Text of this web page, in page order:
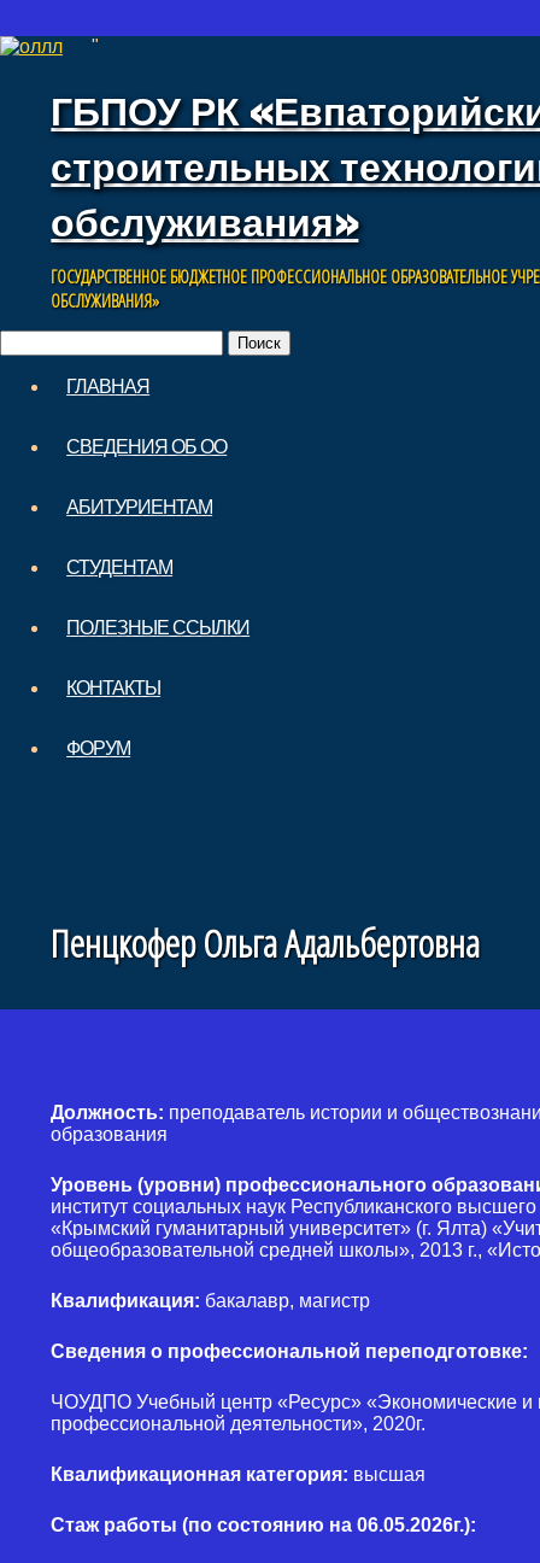
"
ГБПОУ РК
строительных
обслуживания»
ГОСУДАРСТВЕННОЕ БЮДЖЕТНОЕ ПРОФЕССИОНАЛЬНОЕ ОБРАЗОВАТЕЛЬНОЕ
ОБСЛУЖИВАНИЯ»
Main menuГЛАВНАЯ
СВЕДЕНИЯ ОБ ОО
АБИТУРИЕНТАМ
СТУДЕНТАМ
ПОЛЕЗНЫЕ ССЫЛКИ
КОНТАКТЫ
ФОРУМ
Пенцкофер Ольга Адальбертовна
Должность: преподаватель истории и
образования
Уровень (уровни) профессионального
институт социальных наук Республиканского
«Крымский гуманитарный университет» (г. Ялта)
общеобразовательной средней школы», 2013 г.,
Квалификация: бакалавр, магистр
Сведения о профессиональной переподготовке:
ЧОУДПО Учебный центр «Ресурс» «Экономические
профессиональной деятельности», 2020г.
Квалификационная категория: высшая
Стаж работы (по состоянию на 06.05.2026г.):